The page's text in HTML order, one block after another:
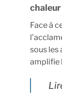
chaleur
Face à
sous les
amplifie